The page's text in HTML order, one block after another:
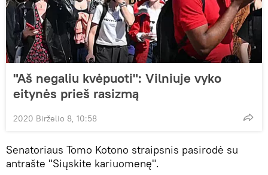
"Aš negaliu kvėpuoti": Vilniuje vyko
eitynės prieš rasizmą
2020 Birželio 8, 10:58
Senatoriaus Tomo Kotono straipsnis pasirodė su
antrašte "Siųskite kariuomenę".